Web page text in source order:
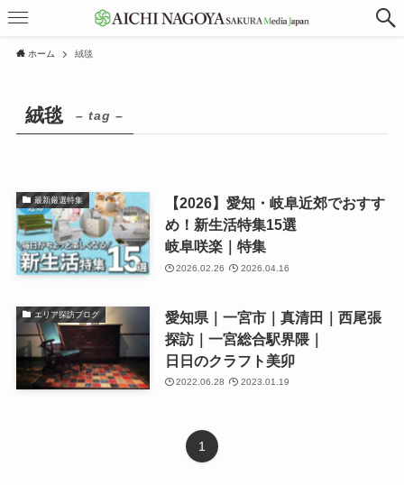
ホーム 絨毯
絨毯 – tag –
最新厳選特集
【2026】愛知・岐阜近郊でおすす
め！新生活特集15選
岐阜咲楽｜特集
2026.02.26 2026.04.16
エリア探訪ブログ
愛知県｜一宮市｜真清田｜西尾張
探訪｜一宮総合駅界隈｜
日日のクラフト美卯
2022.06.28 2023.01.19
1